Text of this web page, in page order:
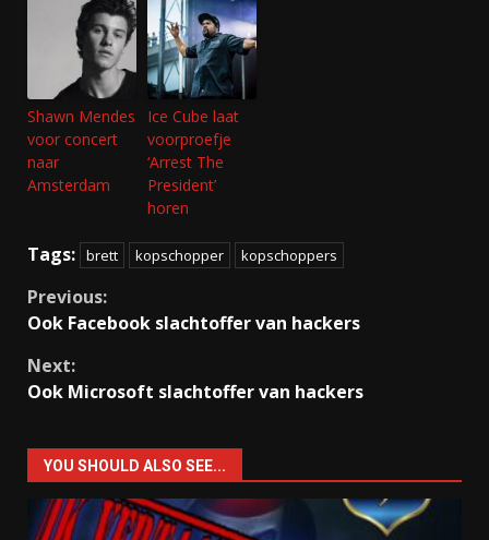
Shawn Mendes
voor concert
naar
Amsterdam
Ice Cube laat
voorproefje
‘Arrest The
President’
horen
Tags: brett kopschopper kopschoppers
Continue
Previous:
Ook Facebook slachtoffer van hackers
Next:
Ook Microsoft slachtoffer van hackers
YOU SHOULD ALSO SEE...